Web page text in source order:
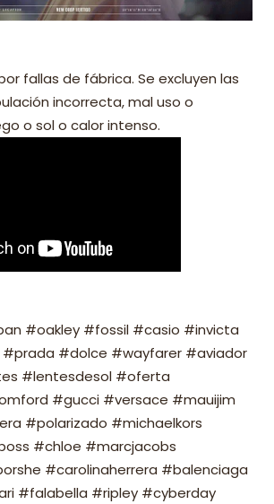
fallas de fábrica. Se excluyen las
incorrecta, mal uso o
o sol o calor intenso.
#oakley #fossil #casio #invicta
#dolce #wayfarer #aviador
#lentesdesol #oferta
#gucci #versace #mauijim
#polarizado #michaelkors
#chloe #marcjacobs
#carolinaherrera #balenciaga
#falabella #ripley #cyberday